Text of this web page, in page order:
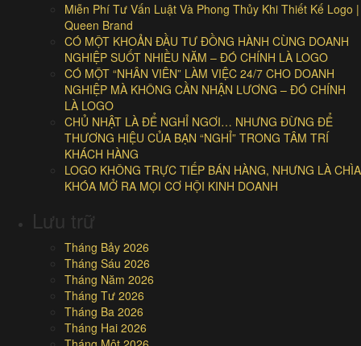
Miễn Phí Tư Vấn Luật Và Phong Thủy Khi Thiết Kế Logo |
Queen Brand
CÓ MỘT KHOẢN ĐẦU TƯ ĐỒNG HÀNH CÙNG DOANH
NGHIỆP SUỐT NHIỀU NĂM – ĐÓ CHÍNH LÀ LOGO
CÓ MỘT “NHÂN VIÊN” LÀM VIỆC 24/7 CHO DOANH
NGHIỆP MÀ KHÔNG CẦN NHẬN LƯƠNG – ĐÓ CHÍNH
LÀ LOGO
CHỦ NHẬT LÀ ĐỂ NGHỈ NGƠI… NHƯNG ĐỪNG ĐỂ
THƯƠNG HIỆU CỦA BẠN “NGHỈ” TRONG TÂM TRÍ
KHÁCH HÀNG
LOGO KHÔNG TRỰC TIẾP BÁN HÀNG, NHƯNG LÀ CHÌA
KHÓA MỞ RA MỌI CƠ HỘI KINH DOANH
Lưu trữ
Tháng Bảy 2026
Tháng Sáu 2026
Tháng Năm 2026
Tháng Tư 2026
Tháng Ba 2026
Tháng Hai 2026